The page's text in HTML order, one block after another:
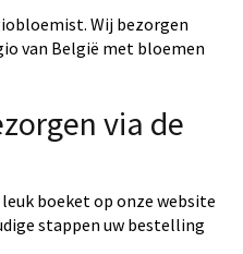
Wij bezorgen
van België met bloemen
via de
boeket op onze website
stappen uw bestelling